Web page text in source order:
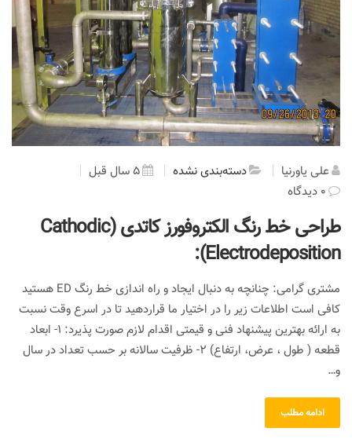
علی یاورنیا دسته‌بندی نشده
5 سال قبل
0 دیدگاه
طراحی خط رنگ الکتروفورز کاتدی (Cathodic
Electrodeposition):
مشتری گرامی: چنانچه به دنبال ایجاد و راه اندازی خط رنگ ED هستید
کافی است اطلاعات زیر را در اختیار ما قراردهید تا در اسرع وقت نسبت
به ارائه بهترین پیشنهاد فنی و قیمتی اقدام لازم صورت پذیرد: 1- ابعاد
قطعه ( طول ، عرض، ارتفاع) 2- ظرفیت سالانه بر حسب تعداد در سال
و…
ادامه مطلب